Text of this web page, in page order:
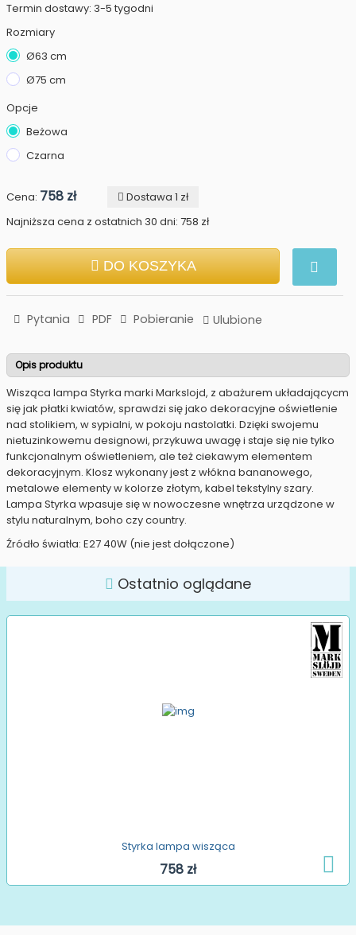
Termin dostawy: 3-5 tygodni
Rozmiary
Ø63 cm
Ø75 cm
Opcje
Beżowa
Czarna
Cena: 758 zł
Dostawa 1 zł
Najniższa cena z ostatnich 30 dni: 758 zł
DO KOSZYKA
Pytania PDF Pobieranie Ulubione
Opis produktu
Wisząca lampa Styrka marki Markslojd, z abażurem układającycm
się jak płatki kwiatów, sprawdzi się jako dekoracyjne oświetlenie
nad stolikiem, w sypialni, w pokoju nastolatki. Dzięki swojemu
nietuzinkowemu designowi, przykuwa uwagę i staje się nie tylko
funkcjonalnym oświetleniem, ale też ciekawym elementem
dekoracyjnym. Klosz wykonany jest z włókna bananowego,
metalowe elementy w kolorze złotym, kabel tekstylny szary.
Lampa Styrka wpasuje się w nowoczesne wnętrza urządzone w
stylu naturalnym, boho czy country.
Źródło światła: E27 40W (nie jest dołączone)
Ostatnio oglądane
Styrka lampa wisząca
758 zł